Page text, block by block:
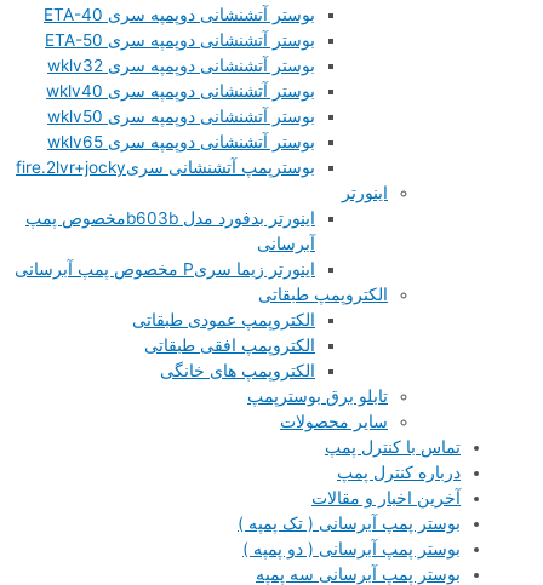
بوستر آتشنشانی دوپمپه سری ETA-40
بوستر آتشنشانی دوپمپه سری ETA-50
بوستر آتشنشانی دوپمپه سری wklv32
بوستر آتشنشانی دوپمپه سری wklv40
بوستر آتشنشانی دوپمپه سری wklv50
بوستر آتشنشانی دوپمپه سری wklv65
بوسترپمپ آتشنشانی سریfire.2lvr+jocky
اینورتر
اینورتر بدفورد مدل b603bمخصوص پمپ
آبرسانی
اینورتر زیما سریP مخصوص پمپ آبرسانی
الکتروپمپ طبقاتی
الکتروپمپ عمودی طبقاتی
الکتروپمپ افقی طبقاتی
الکتروپمپ های خانگی
تابلو برق بوسترپمپ
سایر محصولات
تماس با کنترل پمپ
درباره کنترل پمپ
آخرین اخبار و مقالات
بوستر پمپ آبرسانی ( تک پمپه )
بوستر پمپ آبرسانی ( دو پمپه )
بوستر پمپ آبرسانی سه پمپه